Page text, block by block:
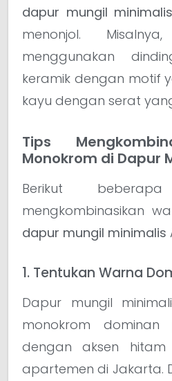
dapur mungil minimalis
menonjol.
menggunakan
keramik dengan motif
kayu dengan serat
Tips
Monokrom di Dapur
Berikut
mengkombinasikan
dapur mungil minimalis
1. Tentukan Warna
Dapur mungil
monokrom dominan
dengan aksen
apartemen di Jakarta.